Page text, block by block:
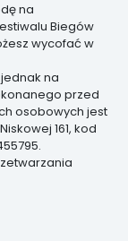
na
Biegów
wycofać w
na
przed
osobowych jest
161, kod